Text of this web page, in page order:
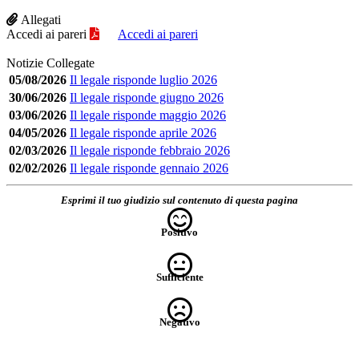
Allegati
Accedi ai pareri
Accedi ai pareri
Notizie Collegate
05/08/2026 Il legale risponde luglio 2026
30/06/2026 Il legale risponde giugno 2026
03/06/2026 Il legale risponde maggio 2026
04/05/2026 Il legale risponde aprile 2026
02/03/2026 Il legale risponde febbraio 2026
02/02/2026 Il legale risponde gennaio 2026
Esprimi il tuo giudizio sul contenuto di questa pagina
Positivo
Sufficiente
Negativo